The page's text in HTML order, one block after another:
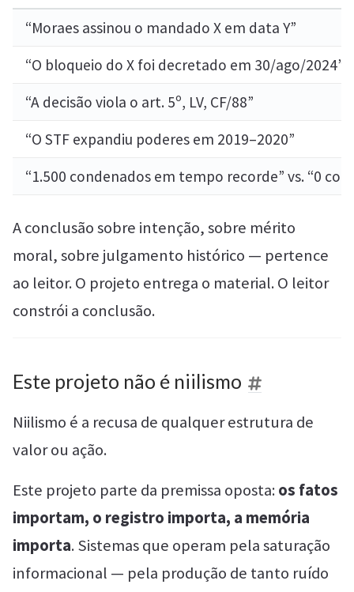
“Moraes assinou o mandado X em data Y”
“O bloqueio do X foi decretado em 30/ago/2024”
“A decisão viola o art. 5º, LV, CF/88”
“O STF expandiu poderes em 2019–2020”
“1.500 condenados em tempo recorde” vs. “0
A conclusão sobre intenção, sobre mérito
moral, sobre julgamento histórico — pertence
ao leitor. O projeto entrega o material. O leitor
constrói a conclusão.
Este projeto não é niilismo
Niilismo é a recusa de qualquer estrutura de
valor ou ação.
Este projeto parte da premissa oposta:os fatos
importam, o registro importa, a memória
importa. Sistemas que operam pela saturação
informacional — pela produção de tanto ruído